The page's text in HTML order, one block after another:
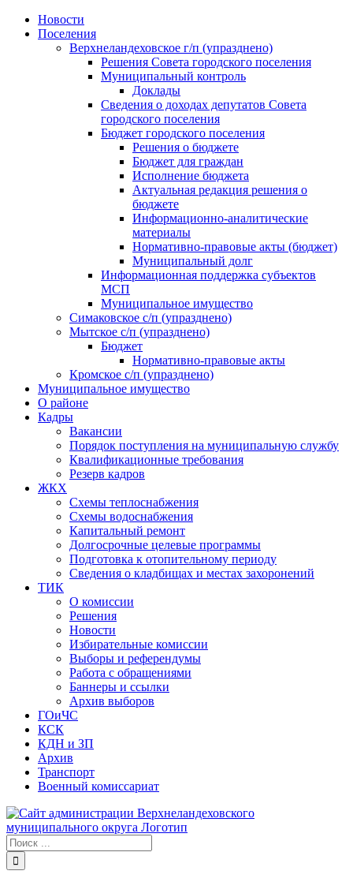
Skip
Новости
Поселения
Верхнеландеховское г/п (упразднено)
Решения Совета городского поселения
Муниципальный контроль
Доклады
Сведения о доходах депутатов Совета
городского поселения
Бюджет городского поселения
Решения о бюджете
Бюджет для граждан
Исполнение бюджета
Актуальная редакция решения о
бюджете
Информационно-аналитические
материалы
Нормативно-правовые акты (бюджет)
Муниципальный долг
Информационная поддержка субъектов
МСП
Муниципальное имущество
Симаковское с/п (упразднено)
Мытское с/п (упразднено)
Бюджет
Нормативно-правовые акты
Кромское с/п (упразднено)
Муниципальное имущество
О районе
Кадры
Вакансии
Порядок поступления на муниципальную службу
Квалификационные требования
Резерв кадров
ЖКХ
Схемы теплоснабжения
Схемы водоснабжения
Капитальный ремонт
Долгосрочные целевые программы
Подготовка к отопительному периоду
Сведения о кладбищах и местах захоронений
ТИК
О комиссии
Решения
Новости
Избирательные комиссии
Выборы и референдумы
Работа с обращениями
Баннеры и ссылки
Архив выборов
ГОиЧС
КСК
КДН и ЗП
Архив
Транспорт
Военный комиссариат
Результат
поиска: